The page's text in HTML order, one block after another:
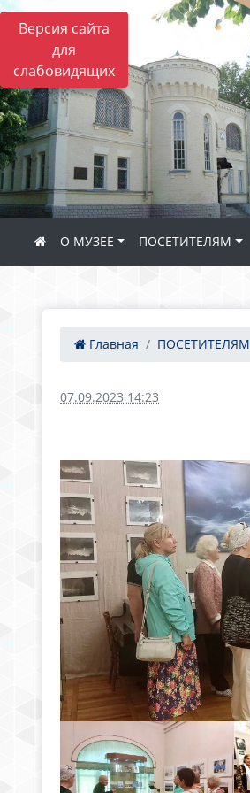
Версия сайта
для
слабовидящих
О МУЗЕЕ ПОСЕТИТЕЛЯМ
Главная ПОСЕТИТЕЛЯМ
07.09.2023 14:23